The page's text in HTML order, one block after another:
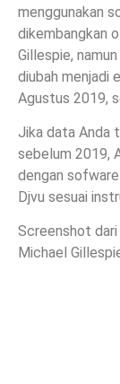
menggunakan
dikembangkan
Gillespie,
diubah menjadi
Agustus 2019,
Jika data Anda
sebelum 2019,
dengan
Djvu sesuai
Screenshot
Michael